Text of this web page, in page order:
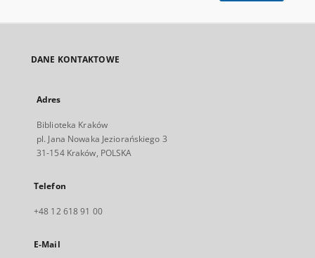
DANE KONTAKTOWE
Adres
Biblioteka Kraków
pl. Jana Nowaka Jeziorańskiego 3
31-154 Kraków, POLSKA
Telefon
+48 12 618 91 00
E-Mail